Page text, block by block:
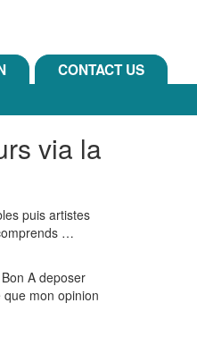
CONTACT US
via la
puis artistes
…
A deposer
mon opinion